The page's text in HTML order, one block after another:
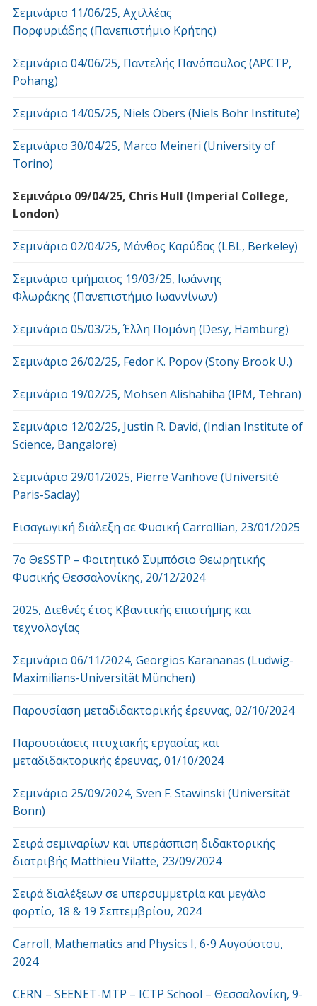
Σεμινάριο 11/06/25, Αχιλλέας
Πορφυριάδης (Πανεπιστήμιο Κρήτης)
Σεμινάριο 04/06/25, Παντελής Πανόπουλος (APCTP,
Pohang)
Σεμινάριο 14/05/25, Niels Obers (Niels Bohr Institute)
Σεμινάριο 30/04/25, Marco Meineri (University of
Torino)
Σεμινάριο 09/04/25, Chris Hull (Imperial College,
London)
Σεμινάριο 02/04/25, Μάνθος Καρύδας (LBL, Berkeley)
Σεμινάριο τμήματος 19/03/25, Ιωάννης
Φλωράκης (Πανεπιστήμιο Ιωαννίνων)
Σεμινάριο 05/03/25, Έλλη Πομόνη (Desy, Hamburg)
Σεμινάριο 26/02/25, Fedor K. Popov (Stony Brook U.)
Σεμινάριο 19/02/25, Mohsen Alishahiha (IPM, Tehran)
Σεμινάριο 12/02/25, Justin R. David, (Indian Institute of
Science, Bangalore)
Σεμινάριο 29/01/2025, Pierre Vanhove (Université
Paris-Saclay)
Εισαγωγική διάλεξη σε Φυσική Carrollian, 23/01/2025
7o ΘεSSTP – Φοιτητικό Συμπόσιο Θεωρητικής
Φυσικής Θεσσαλονίκης, 20/12/2024
2025, Διεθνές έτος Κβαντικής επιστήμης και
τεχνολογίας
Σεμινάριο 06/11/2024, Georgios Karananas (Ludwig-
Maximilians-Universität München)
Παρουσίαση μεταδιδακτορικής έρευνας, 02/10/2024
Παρουσιάσεις πτυχιακής εργασίας και
μεταδιδακτορικής έρευνας, 01/10/2024
Σεμινάριο 25/09/2024, Sven F. Stawinski (Universität
Bonn)
Σειρά σεμιναρίων και υπεράσπιση διδακτορικής
διατριβής Matthieu Vilatte, 23/09/2024
Σειρά διαλέξεων σε υπερσυμμετρία και μεγάλο
φορτίο, 18 & 19 Σεπτεμβρίου, 2024
Carroll, Mathematics and Physics Ι, 6-9 Αυγούστου,
2024
CERN – SEENET-MTP – ICTP School – Θεσσαλονίκη, 9-